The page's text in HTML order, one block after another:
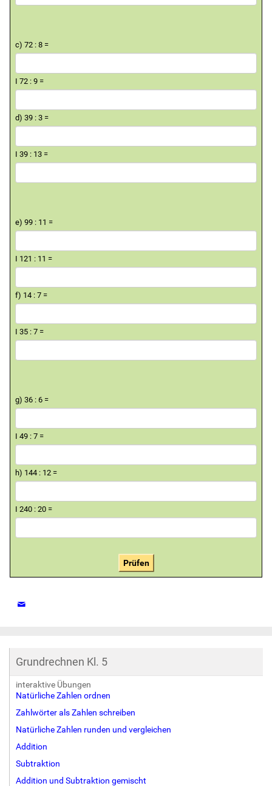
c) 72 : 8 =
I 72 : 9 =
d) 39 : 3 =
I 39 : 13 =
e) 99 : 11 =
I 121 : 11 =
f) 14 : 7 =
I 35 : 7 =
g) 36 : 6 =
I 49 : 7 =
h) 144 : 12 =
I 240 : 20 =
Prüfen
Grundrechnen Kl. 5
interaktive Übungen
Natürliche Zahlen ordnen
Zahlwörter als Zahlen schreiben
Natürliche Zahlen runden und vergleichen
Addition
Subtraktion
Addition und Subtraktion gemischt